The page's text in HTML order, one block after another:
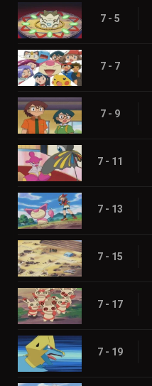
7 - 5
7 - 7
7 - 9
7 - 11
7 - 13
7 - 15
7 - 17
7 - 19